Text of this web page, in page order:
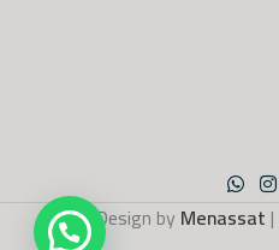
Menassat
.